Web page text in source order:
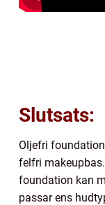
Slutsats:
Oljefri
felfri
foundation kan
passar ens